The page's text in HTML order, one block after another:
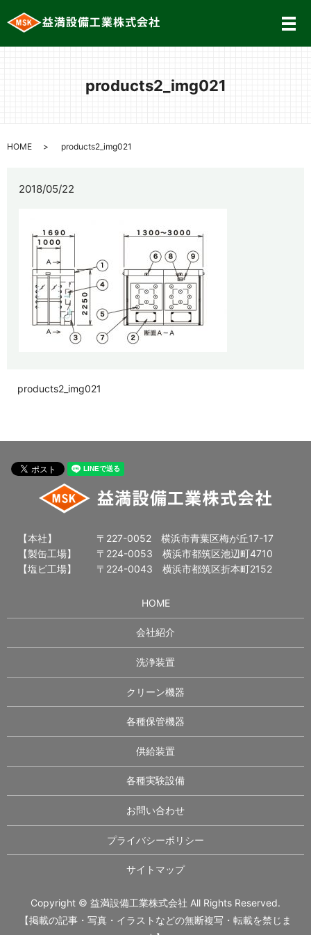
メ
products2_img021
HOME products2_img021
2018/05/22
products2_img021
【本社】
〒227-0052 横浜市青葉区梅が丘17-17
【製缶工場】
〒224-0053 横浜市都筑区池辺町4710
【塩ビ工場】
〒224-0043 横浜市都筑区折本町2152
HOME
会社紹介
洗浄装置
クリーン機器
各種保管機器
供給装置
各種実験設備
お問い合わせ
プライバシーポリシー
サイトマップ
Copyright © 益満設備工業株式会社 All Rights Reserved.
【掲載の記事・写真・イラストなどの無断複写・転載を禁じま